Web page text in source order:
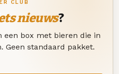
CLUB
nieuws?
een box met bieren die in
Geen standaard pakket.